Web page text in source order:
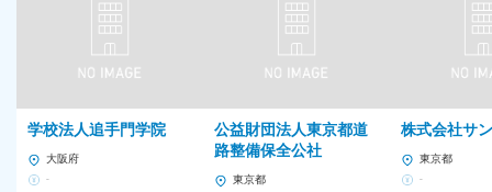
学校法人追手門学院
大阪府
-
公益財団法人東京都道
路整備保全公社
東京都
株式会社サ
東京都
-